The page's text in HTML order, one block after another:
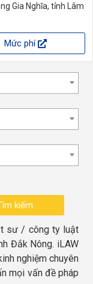
Gia Nghĩa, tỉnh Lâm
Mức phí
sư / công ty luật
Đắk Nông. iLAW
nghiệm chuyên
mọi vấn đề pháp